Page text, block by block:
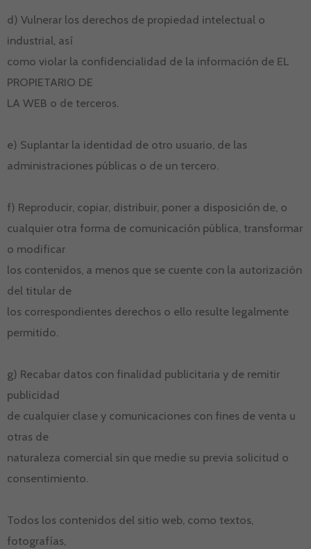
d) Vulnerar los derechos de propiedad intelectual o
industrial, así
como violar la confidencialidad de la información de EL
PROPIETARIO DE
LA WEB o de terceros.
e) Suplantar la identidad de otro usuario, de las
administraciones públicas o de un tercero.
f) Reproducir, copiar, distribuir, poner a disposición de, o
cualquier otra forma de comunicación pública, transformar
o modificar
los contenidos, a menos que se cuente con la autorización
del titular de
los correspondientes derechos o ello resulte legalmente
permitido.
g) Recabar datos con finalidad publicitaria y de remitir
publicidad
de cualquier clase y comunicaciones con fines de venta u
otras de
naturaleza comercial sin que medie su previa solicitud o
consentimiento.
Todos los contenidos del sitio web, como textos,
fotografías,